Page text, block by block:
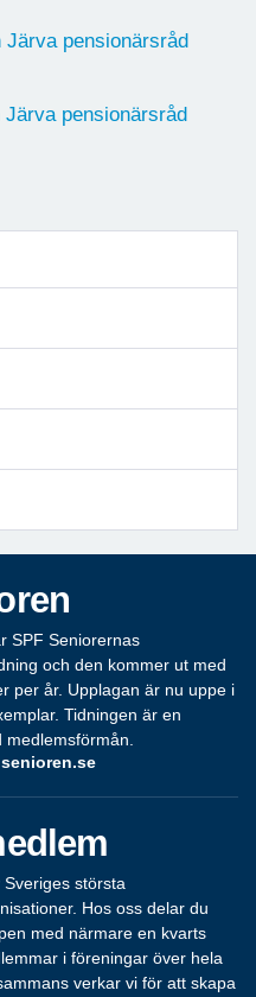
Järva pensionärsråd
pensionärsråd
SPF Seniorernas
och den kommer ut med
per år. Upplagan är nu uppe i
Tidningen är en
medlemsförmån.
Sveriges största
Hos oss delar du
med närmare en kvarts
i föreningar över hela
verkar vi för att skapa